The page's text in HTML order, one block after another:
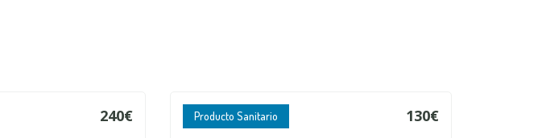
240€ Producto Sanitario 130€